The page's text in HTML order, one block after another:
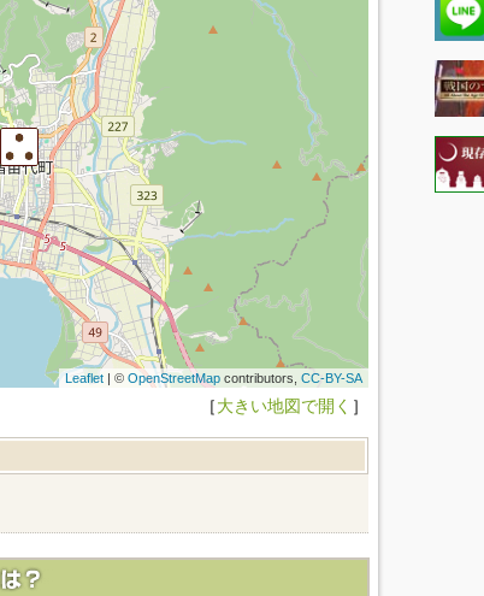
Leaflet| © OpenStreetMapcontributors, CC-BY-SA
［大きい地図で開く ］